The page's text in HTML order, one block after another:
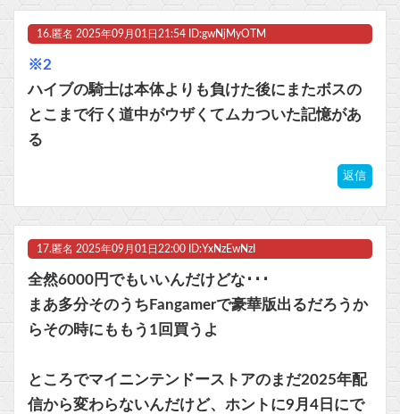
16. 匿名 2025年09月01日21:54 ID:gwNjMyOTM
※2
ハイブの騎士は本体よりも負けた後にまたボスの
とこまで行く道中がウザくてムカついた記憶があ
る
返信
17. 匿名 2025年09月01日22:00 ID:YxNzEwNzI
全然6000円でもいいんだけどな･･･
まあ多分そのうちFangamerで豪華版出るだろうか
らその時にももう1回買うよ
ところでマイニンテンドーストアのまだ2025年配
信から変わらないんだけど、ホントに9月4日にで